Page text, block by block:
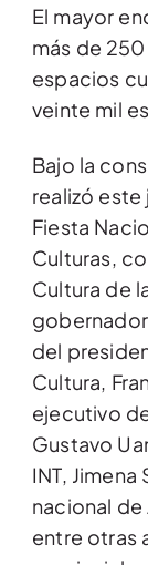
El mayor
más de
espacios
veinte mil
Bajo la
realizó este
Fiesta
Culturas,
Cultura de
del
Cultura,
ejecutivo
Gustavo
INT,
nacional de
entre otras